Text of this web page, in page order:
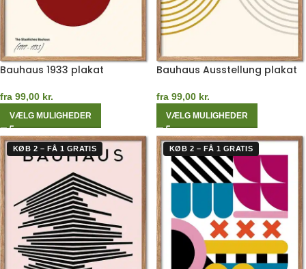
Bauhaus 1933 plakat
fra 99,00 kr.
VÆLG MULIGHEDER
Bauhaus Ausstellung plakat
fra 99,00 kr.
VÆLG MULIGHEDER
KØB 2 – FÅ 1 GRATIS KØB 2 – FÅ 1 GRATIS